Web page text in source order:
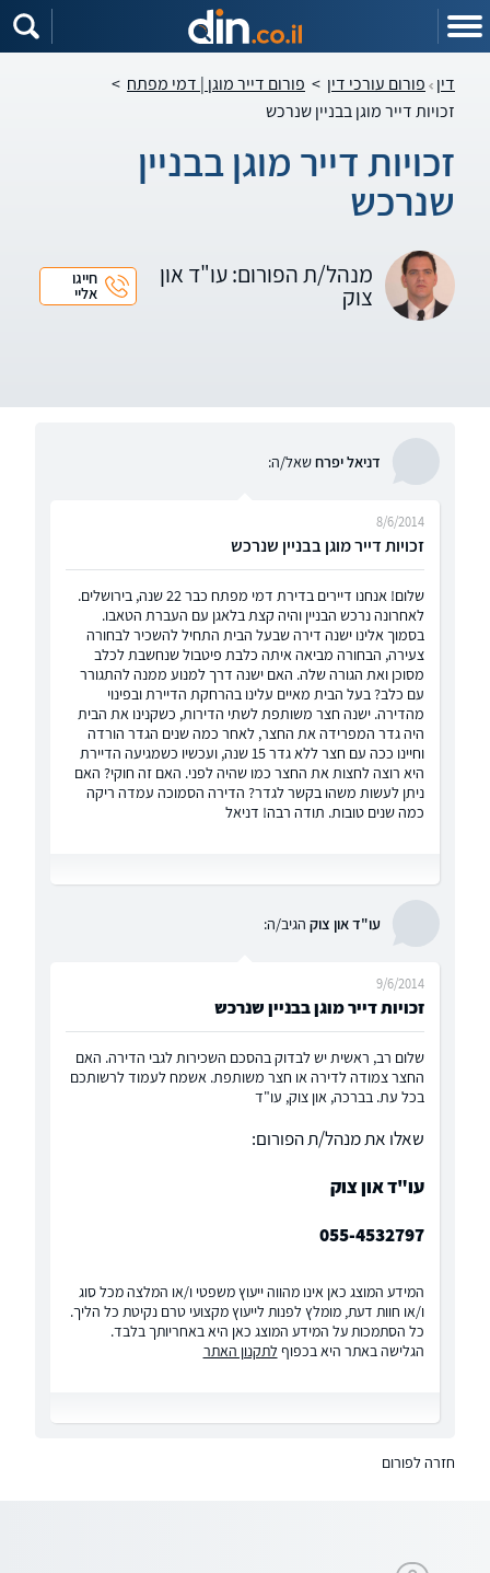
דין פורום עורכי דין > פורום דייר מוגן | דמי מפתח >
זכויות דייר מוגן בבניין שנרכש
זכויות דייר מוגן בבניין
שנרכש
מנהל/ת הפורום: עו"ד און
צוק
חייגו
אליי
דניאל יפרחשאל/ה:
זכויות דייר מוגן בבניין שנרכש
8/6/2014
שלום! אנחנו דיירים בדירת דמי מפתח כבר 22 שנה, בירושלים.
לאחרונה נרכש הבניין והיה קצת בלאגן עם העברת הטאבו.
בסמוך אלינו ישנה דירה שבעל הבית התחיל להשכיר לבחורה
צעירה, הבחורה מביאה איתה כלבת פיטבול שנחשבת לכלב
מסוכן ואת הגורה שלה. האם ישנה דרך למנוע ממנה להתגורר
עם כלב? בעל הבית מאיים עלינו בהרחקת הדיירת ובפינוי
מהדירה. ישנה חצר משותפת לשתי הדירות, כשקנינו את הבית
היה גדר המפרידה את החצר, לאחר כמה שנים הגדר הורדה
וחיינו ככה עם חצר ללא גדר 15 שנה, ועכשיו כשמגיעה הדיירת
היא רוצה לחצות את החצר כמו שהיה לפני. האם זה חוקי? האם
ניתן לעשות משהו בקשר לגדר? הדירה הסמוכה עמדה ריקה
כמה שנים טובות. תודה רבה! דניאל
עו"ד און צוק הגיב/ה:
זכויות דייר מוגן בבניין שנרכש
9/6/2014
שלום רב, ראשית יש לבדוק בהסכם השכירות לגבי הדירה. האם
החצר צמודה לדירה או חצר משותפת. אשמח לעמוד לרשותכם
בכל עת. בברכה, און צוק, עו"ד
שאלו את מנהל/ת הפורום:
עו"ד און צוק
055-4532797
המידע המוצג כאן אינו מהווה ייעוץ משפטי ו/או המלצה מכל סוג
ו/או חוות דעת, מומלץ לפנות לייעוץ מקצועי טרם נקיטת כל הליך.
כל הסתמכות על המידע המוצג כאן היא באחריותך בלבד.
הגלישה באתר היא בכפוף לתקנון האתר
חזרה לפורום